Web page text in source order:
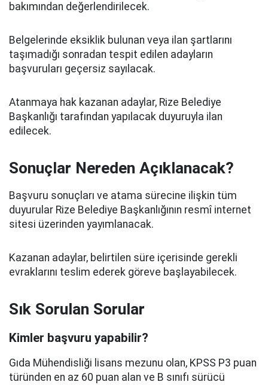
bakımından değerlendirilecek.
Belgelerinde eksiklik bulunan veya ilan şartlarını
taşımadığı sonradan tespit edilen adayların
başvuruları geçersiz sayılacak.
Atanmaya hak kazanan adaylar, Rize Belediye
Başkanlığı tarafından yapılacak duyuruyla ilan
edilecek.
Sonuçlar Nereden Açıklanacak?
Başvuru sonuçları ve atama sürecine ilişkin tüm
duyurular Rize Belediye Başkanlığının resmî internet
sitesi üzerinden yayımlanacak.
Kazanan adaylar, belirtilen süre içerisinde gerekli
evraklarını teslim ederek göreve başlayabilecek.
Sık Sorulan Sorular
Kimler başvuru yapabilir?
Gıda Mühendisliği lisans mezunu olan, KPSS P3 puan
türünden en az 60 puan alan ve B sınıfı sürücü